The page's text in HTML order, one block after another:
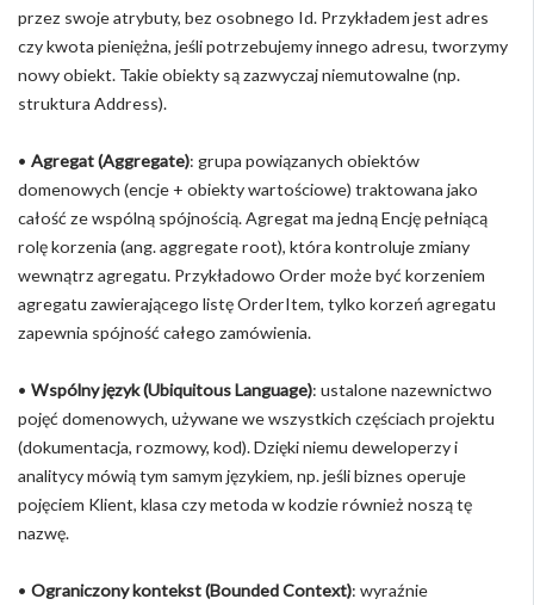
przez swoje atrybuty, bez osobnego Id. Przykładem jest adres
czy kwota pieniężna, jeśli potrzebujemy innego adresu, tworzymy
nowy obiekt. Takie obiekty są zazwyczaj niemutowalne (np.
struktura Address).
• Agregat (Aggregate): grupa powiązanych obiektów
domenowych (encje + obiekty wartościowe) traktowana jako
całość ze wspólną spójnością. Agregat ma jedną Encję pełniącą
rolę korzenia (ang. aggregate root), która kontroluje zmiany
wewnątrz agregatu. Przykładowo Order może być korzeniem
agregatu zawierającego listę OrderItem, tylko korzeń agregatu
zapewnia spójność całego zamówienia.
• Wspólny język (Ubiquitous Language): ustalone nazewnictwo
pojęć domenowych, używane we wszystkich częściach projektu
(dokumentacja, rozmowy, kod). Dzięki niemu deweloperzy i
analitycy mówią tym samym językiem, np. jeśli biznes operuje
pojęciem Klient, klasa czy metoda w kodzie również noszą tę
nazwę.
• Ograniczony kontekst (Bounded Context): wyraźnie